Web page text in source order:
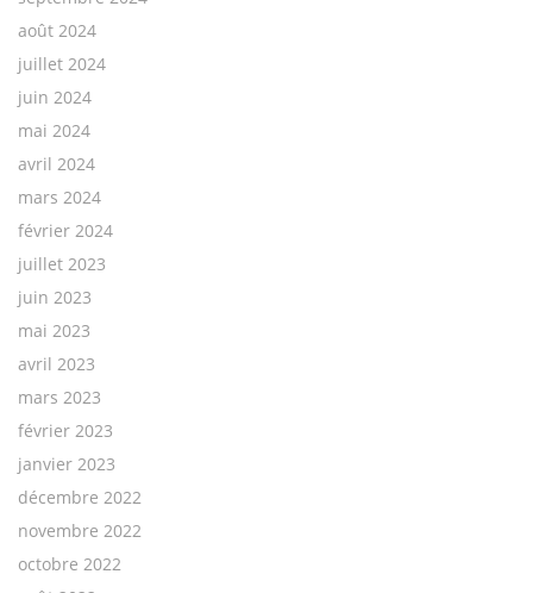
août 2024
juillet 2024
juin 2024
mai 2024
avril 2024
mars 2024
février 2024
juillet 2023
juin 2023
mai 2023
avril 2023
mars 2023
février 2023
janvier 2023
décembre 2022
novembre 2022
octobre 2022